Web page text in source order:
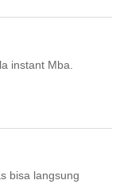
instant Mba.
bisa langsung